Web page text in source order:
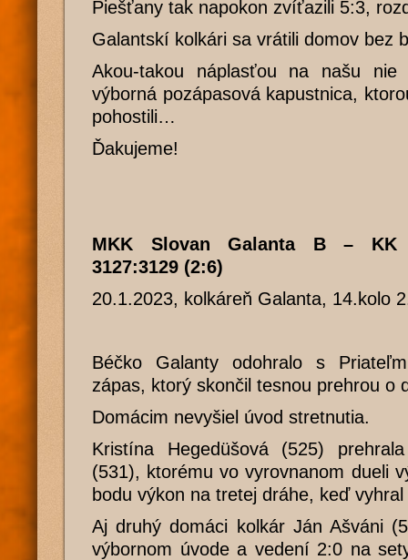
Piešťany tak napokon zvíťazili 5:3,
Galantskí kolkári sa vrátili domov bez
Akou-takou náplasťou na našu nie
výborná pozápasová kapustnica,
pohostili…
Ďakujeme!
MKK Slovan Galanta B – KK
3127:3129 (2:6)
20.1.2023, kolkáreň Galanta, 14.kolo
Béčko Galanty odohralo s
zápas, ktorý skončil tesnou prehrou o
Domácim nevyšiel úvod stretnutia.
Kristína Hegedüšová (525)
(531), ktorému vo vyrovnanom dueli
bodu výkon na tretej dráhe, keď
Aj druhý domáci kolkár Ján Ašváni
výbornom úvode a vedení 2:0 na